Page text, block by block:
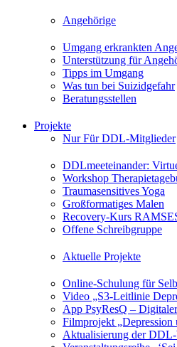
Angehörige
Umgang erkrankten
Unterstützung für
Tipps im Umgang
Was tun bei Suizidgefahr
Beratungsstellen
Projekte
Nur Für DDL-Mitglieder
DDLmeeteinander:
Workshop
Traumasensitives Yoga
Großformatiges Malen
Recovery-Kurs
Offene Schreibgruppe
Aktuelle Projekte
Online-Schulung für
Video „S3-Leitlinie
App PsyResQ –
Filmprojekt „Depression
Aktualisierung der DDL-